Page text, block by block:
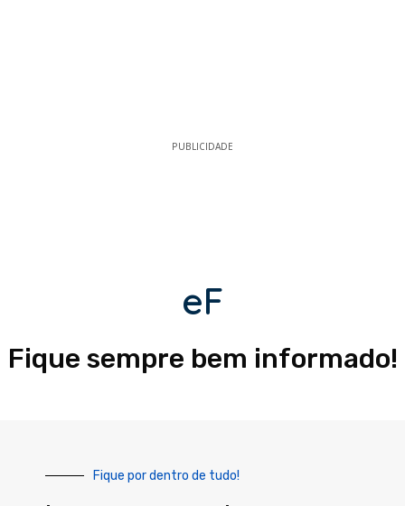
PUBLICIDADE
eF
Fique sempre bem informado!
Fique por dentro de tudo!